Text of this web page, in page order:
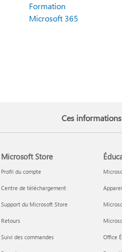
Formation
Microsoft 365
Ces
Microsoft Store
Profil du compte
Centre de téléchargement
Support du Microsoft Store
Retours
Suivi des commandes Office